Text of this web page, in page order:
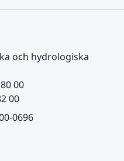
och hydrologiska
00
00
0696